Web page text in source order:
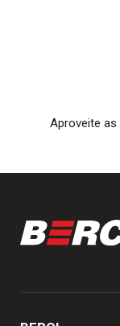
Aproveite